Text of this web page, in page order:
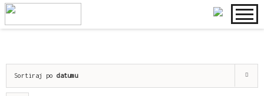
Sortiraj po datumu